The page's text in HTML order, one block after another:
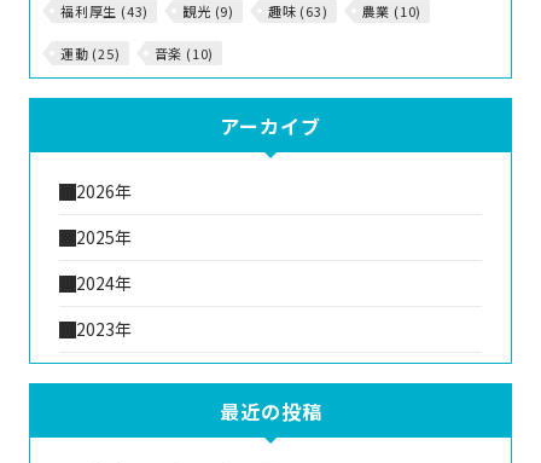
福利厚生 (43) 観光 (9) 趣味 (63) 農業 (10)
運動 (25) 音楽 (10)
アーカイブ
2026年
2025年
2024年
2023年
最近の投稿